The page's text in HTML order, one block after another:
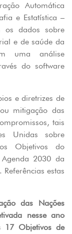
Automática
e Estatística –
os dados sobre
e de saúde da
uma análise
do software
e diretrizes de
mitigação das
tais
Unidas sobre
Objetivos do
Agenda 2030 da
estas
das Nações
nesse ano
17 Objetivos de